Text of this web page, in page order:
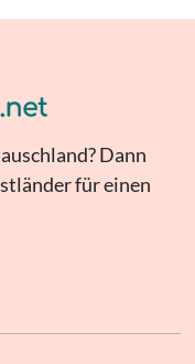
Dann
für einen